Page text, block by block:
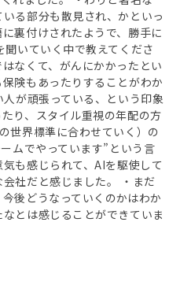
る部分も散見され、かといっ
裏付けされたようで、勝手に
いていく中で教えてくださ
なくて、がんにかかったとい
険もあったりすることがわか
が頑張っている、という印象
り、スタイル重視の年配の方
世界標準に合わせていく）の
ムでやっています”という言
も感じられて、AIを駆使して
社だと感じました。 ・まだ
後どうなっていくのかはわか
とは感じることができていま